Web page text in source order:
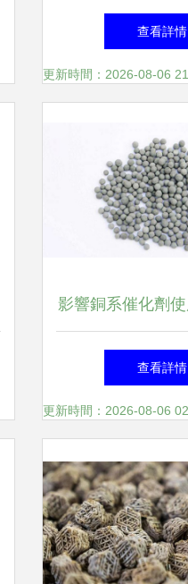
料污染治理中的
查看詳情
更新時間：2026-08-06
影響銅系催化劑
鍵因素解
查看詳情
更新時間：2026-08-06